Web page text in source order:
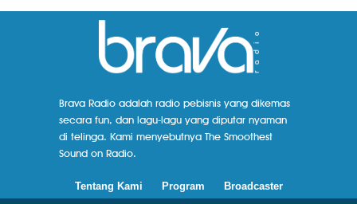
Brava Radio adalah radio pebisnis yang dikemas
secara fun, dan lagu-lagu yang diputar nyaman
di telinga. Kami menyebutnya The Smoothest
Sound on Radio.
Tentang Kami Program Broadcaster